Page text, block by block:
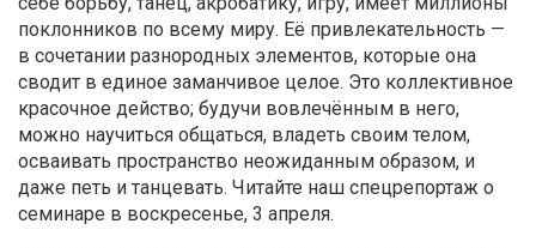
поклонников по всему миру. Её привлекательность —
в сочетании разнородных элементов, которые она
сводит в единое заманчивое целое. Это коллективное
красочное действо; будучи вовлечённым в него,
можно научиться общаться, владеть своим телом,
осваивать пространство неожиданным образом, и
даже петь и танцевать. Читайте наш спецрепортаж о
семинаре в воскресенье, 3 апреля.